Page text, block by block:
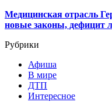
Медицинская отрасль
новые законы, дефицит
Рубрики
Афиша
В мире
ДТП
Интересное